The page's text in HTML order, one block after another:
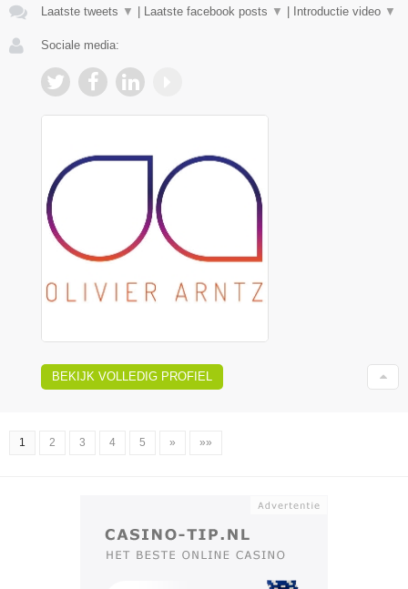
Laatste tweets ▼ Laatste facebook posts ▼ Introductie video ▼
Sociale media:
BEKIJK VOLLEDIG PROFIEL
1 2 3 4 5 » »»